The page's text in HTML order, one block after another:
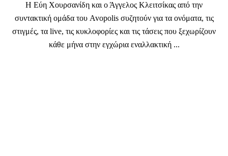
Η Εύη Χουρσανίδη και ο Άγγελος Κλειτσίκας από την
συντακτική ομάδα του Avopolis συζητούν για τα ονόματα, τις
στιγμές, τα live, τις κυκλοφορίες και τις τάσεις που ξεχωρίζουν
κάθε μήνα στην εγχώρια εναλλακτική ...